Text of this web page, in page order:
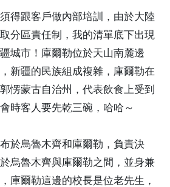
得跟客戶做內部培訓，由於大陸
分區責任制，我的清單底下出現
城市！庫爾勒位於天山南麓邊
新疆的民族組成複雜，庫爾勒在
愣蒙古自治州，代表飲食上受到
時客人要先乾三碗，哈哈～
於烏魯木齊和庫爾勒，負責決
烏魯木齊與庫爾勒之間，並身兼
庫爾勒這邊的校長是位老先生，